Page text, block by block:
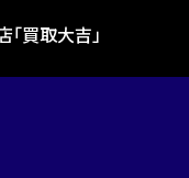
買取大吉」